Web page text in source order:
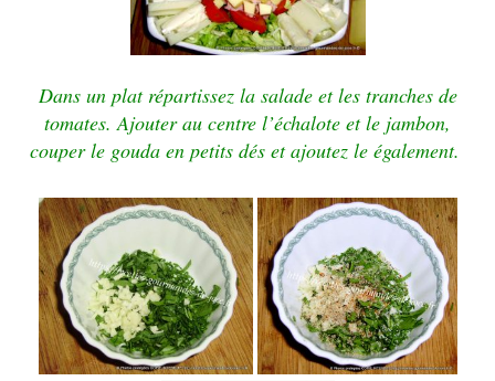
Dans un plat répartissez la salade et les tranches de
tomates.Ajouter au centre l’échalote et le jambon,
couper le gouda en petits dés et ajoutez le également.